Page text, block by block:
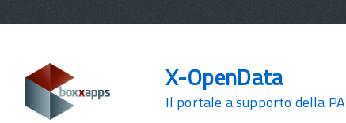
X-OpenData
Il portale a supporto della PA